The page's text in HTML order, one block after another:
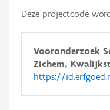
Deze projectcode
Vooronderzoek
Zichem,
https://